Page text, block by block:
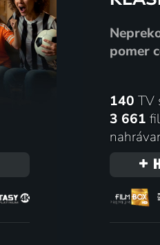
pomer
140 TV
3 661